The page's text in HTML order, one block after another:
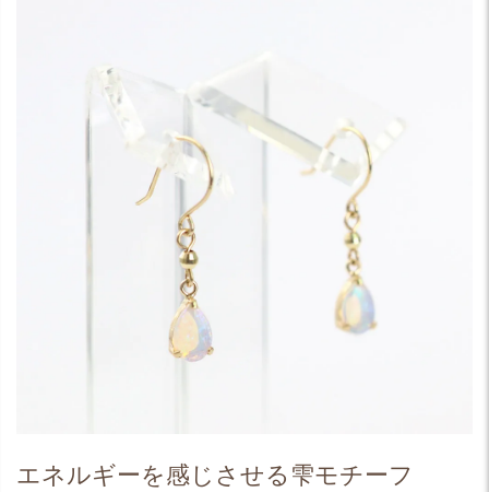
エネルギーを感じさせる雫モチーフ